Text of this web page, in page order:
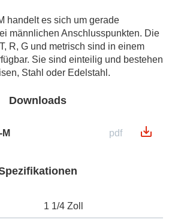
handelt es sich um gerade
männlichen Anschlusspunkten. Die
R, G und metrisch sind in einem
Sie sind einteilig und bestehen
Stahl oder Edelstahl.
Downloads
pdf
1 1/4 Zoll